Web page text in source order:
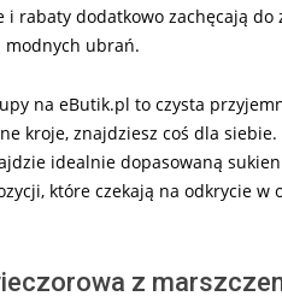
rabaty dodatkowo zachęcają
modnych ubrań.
na eButik.pl to czysta
kroje, znajdziesz coś dla
idealnie dopasowaną
które czekają na odkrycie
z